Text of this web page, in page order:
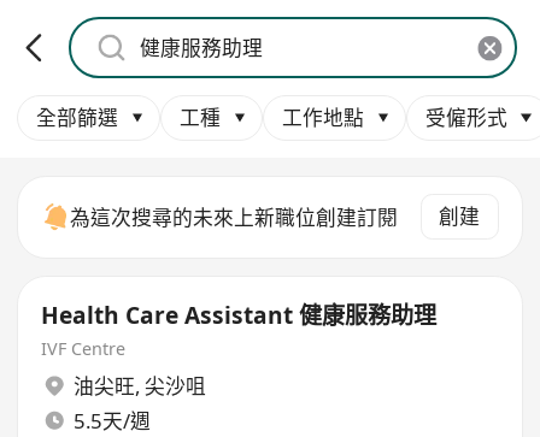
全部篩選 工種 工作地點 受僱形式
為這次搜尋的未來上新職位創建訂閱 創建
Health Care Assistant 健康服務助理
IVF Centre
油尖旺, 尖沙咀
5.5天/週